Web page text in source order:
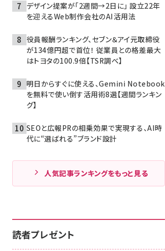
デザイン提案が「2週間→2日に」 設立22年
を迎えるWeb制作会社のAI活用法
役員報酬ランキング、セブン＆アイ元取締役
が134億円超で首位！ 従業員との格差最大
はトヨタの100.9倍【TSR調べ】
明日からすぐに使える、Gemini Notebook
を無料で使い倒す活用術8選【週間ランキン
グ】
SEOと広報PRの相乗効果で実現する、AI時
代に“選ばれる”ブランド設計
人気記事ランキングをもっと見る
読者プレゼント